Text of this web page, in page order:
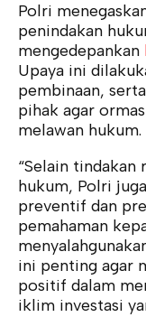
Polri
penindakan
mengedepankan
Upaya ini
pembinaan,
pihak agar
melawan hukum.
“Selain
hukum, Polri
preventif dan
pemahaman
ini penting agar
positif dalam
iklim investasi